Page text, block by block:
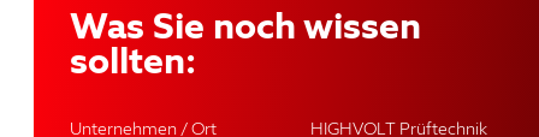
Was Sie noch wissen
sollten:
Unternehmen / Ort
HIGHVOLT Prüftechnik